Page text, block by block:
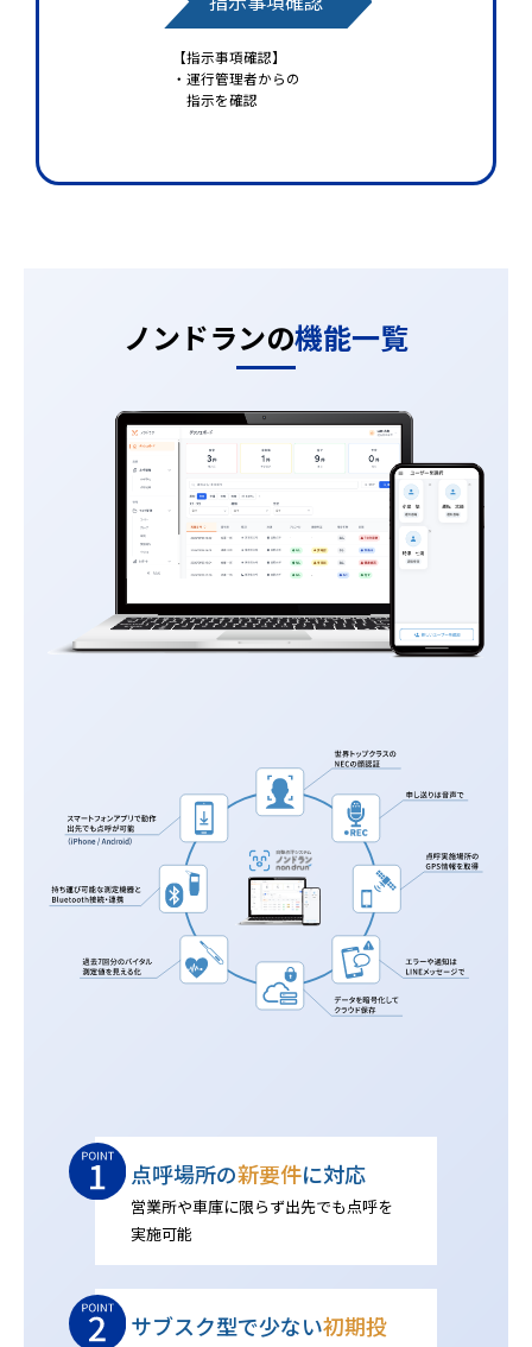
【指示事項確認】
・運行管理者からの
指示を確認
ノンドランの機能一覧
点呼場所の新要件に対応
営業所や車庫に限らず出先でも点呼を
実施可能
サブスク型で少ない初期投